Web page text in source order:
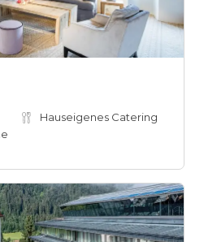
Hauseigenes Catering